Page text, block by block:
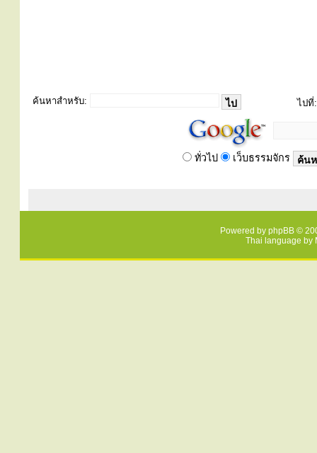
ค้นหาสำหรับ: ไปที่:
ทั่วไป เว็บธรรมจักร
Powered by phpBB ©
Thai language by